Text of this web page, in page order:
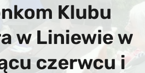
Klubu
w Liniewie w
czerwcu i